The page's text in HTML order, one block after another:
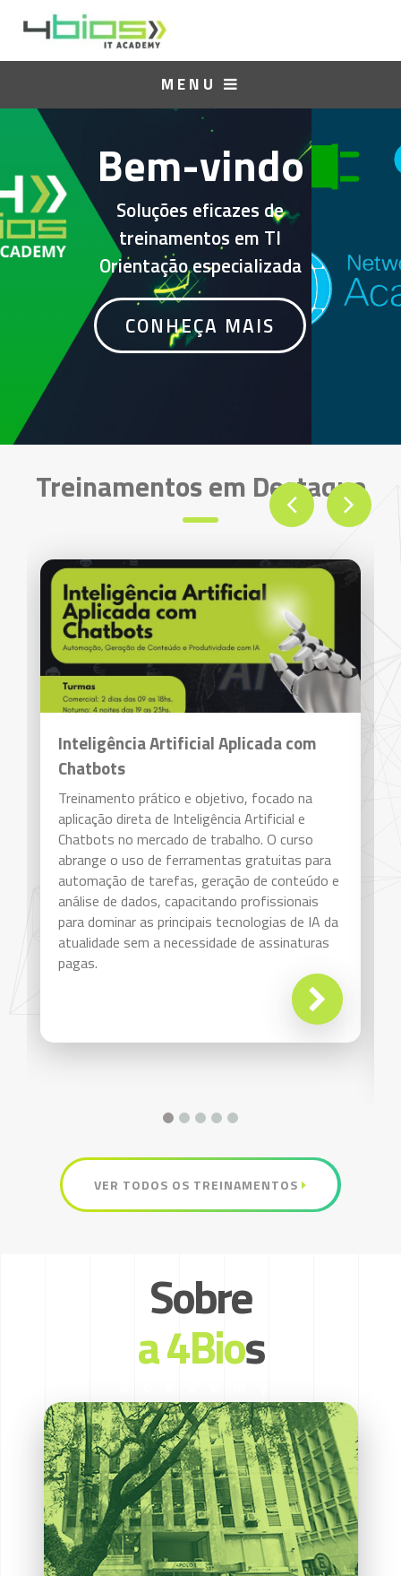
MENU
Bem-vindo
Soluções eficazes de
treinamentos em TI
Orientação especializada
CONHEÇA MAIS
CURSOS
GRATUITOS
Essa é a sua chance de ingressar
na área de tecnologia
Clique, confira os eventos e
inscreva-se é #FREE
Treinamentos em Destaque
Inteligência Artificial Aplicada com
Chatbots
Treinamento prático e objetivo, focado na
aplicação direta de Inteligência Artificial e
Chatbots no mercado de trabalho. O curso
abrange o uso de ferramentas gratuitas para
automação de tarefas, geração de conteúdo e
análise de dados, capacitando profissionais
para dominar as principais tecnologias de IA da
atualidade sem a necessidade de assinaturas
pagas.
VER TODOS OS TREINAMENTOS
Sobre
a 4Bios